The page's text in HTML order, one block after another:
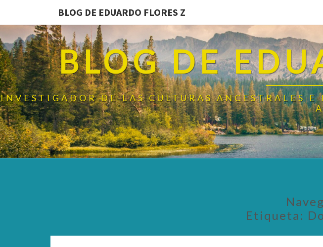
BLOG DE EDUARDO FLORES Z
BLOG DE
INVESTIGADOR DE LAS CULTURAS ANCESTRALES
Etiqueta: